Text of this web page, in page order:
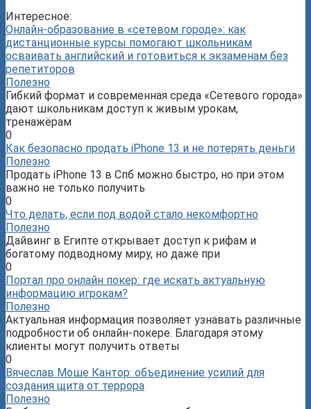
Интересное:
Онлайн-образование в «сетевом городе»: как
дистанционные курсы помогают школьникам
осваивать английский и готовиться к экзаменам без
репетиторов
Полезно
Гибкий формат и современная среда «Сетевого города»
дают школьникам доступ к живым урокам,
тренажёрам
0
Как безопасно продать iPhone 13 и не потерять деньги
Полезно
Продать iPhone 13 в Спб можно быстро, но при этом
важно не только получить
0
Что делать, если под водой стало некомфортно
Полезно
Дайвинг в Египте открывает доступ к рифам и
богатому подводному миру, но даже при
0
Портал про онлайн покер: где искать актуальную
информацию игрокам?
Полезно
Актуальная информация позволяет узнавать различные
подробности об онлайн-покере. Благодаря этому
клиенты могут получить ответы
0
Вячеслав Моше Кантор: объединение усилий для
создания щита от террора
Полезно